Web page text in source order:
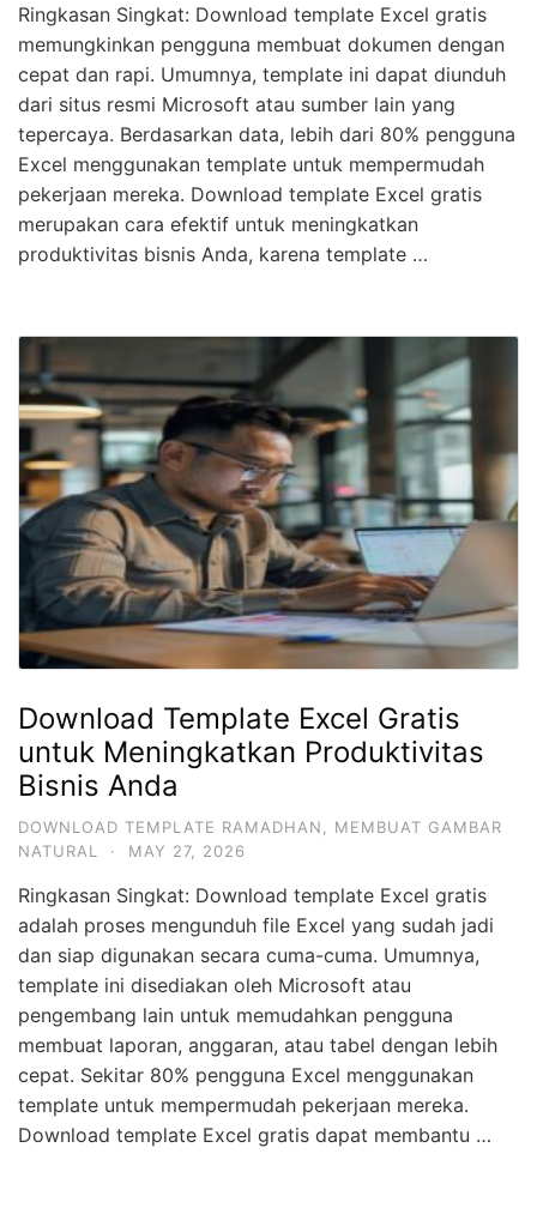
Ringkasan Singkat: Download template Excel gratis
memungkinkan pengguna membuat dokumen dengan
cepat dan rapi. Umumnya, template ini dapat diunduh
dari situs resmi Microsoft atau sumber lain yang
tepercaya. Berdasarkan data, lebih dari 80% pengguna
Excel menggunakan template untuk mempermudah
pekerjaan mereka. Download template Excel gratis
merupakan cara efektif untuk meningkatkan
produktivitas bisnis Anda, karena template …
Download Template Excel Gratis
untuk Meningkatkan Produktivitas
Bisnis Anda
DOWNLOAD TEMPLATE RAMADHAN
MEMBUAT GAMBAR
NATURAL
· MAY 27, 2026
Ringkasan Singkat: Download template Excel gratis
adalah proses mengunduh file Excel yang sudah jadi
dan siap digunakan secara cuma-cuma. Umumnya,
template ini disediakan oleh Microsoft atau
pengembang lain untuk memudahkan pengguna
membuat laporan, anggaran, atau tabel dengan lebih
cepat. Sekitar 80% pengguna Excel menggunakan
template untuk mempermudah pekerjaan mereka.
Download template Excel gratis dapat membantu …